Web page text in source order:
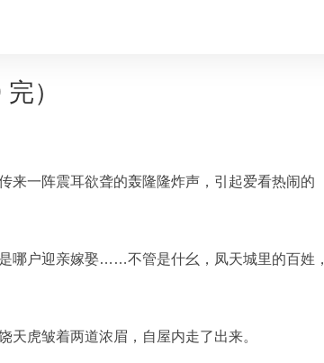
）
一阵震耳欲聋的轰隆隆炸声，引起爱看热闹的
户迎亲嫁娶……不管是什幺，凤天城里的百姓，
虎皱着两道浓眉，自屋内走了出来。